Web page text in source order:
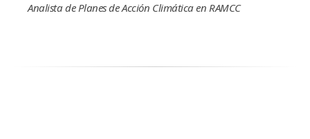
Analista de Planes de Acción Climática en RAMCC